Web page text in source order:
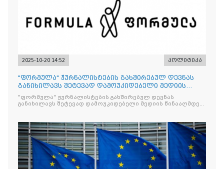
2025-10-20 14:52 პოლიტიკა
"ფორმულა" ჟურნალისტების გახშირებულ დევნას
განიხილავს შეტევად დამოუკიდებელი მედიის
წინააღმდ
"ფორმულა" ჟურნალისტების გახშირებულ დევნას
განიხილავს შეტევად დამოუკიდებელი მედიის წინააღმდეგ,